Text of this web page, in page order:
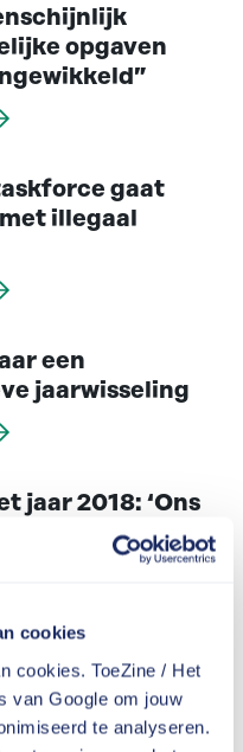
cookies
cookies. ToeZine / Het
van Google om jouw
te analyseren.
opgaven
gaat
illegaal
een
jaarwisseling
jaar 2018: ‘Ons
tot een
lachgas: een
handhaving